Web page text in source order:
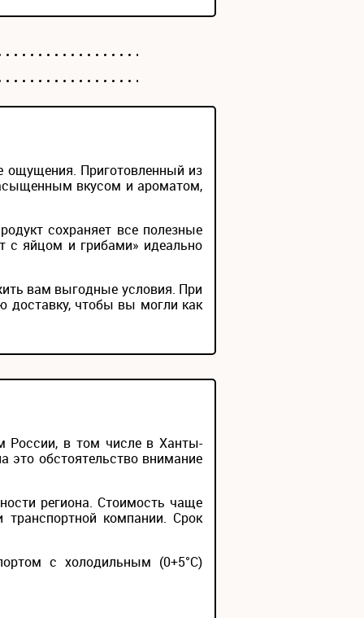
ощущения. Приготовленный из
вкусом и ароматом,
сохраняет все полезные
с яйцом и грибами» идеально
вам выгодные условия. При
доставку, чтобы вы могли как
России, в том числе в Ханты-
это обстоятельство внимание
региона. Стоимость чаще
компании. Срок
с холодильным (0+5°С)